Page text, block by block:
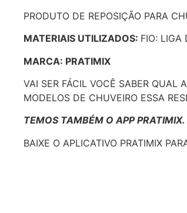
PRODUTO DE REPOSIÇÃO PARA
MATERIAIS UTILIZADOS: FIO: LIGA
MARCA: PRATIMIX
VAI SER FÁCIL VOCÊ SABER QUAL
MODELOS DE CHUVEIRO ESSA
TEMOS TAMBÉM O APP PRATIMIX.
BAIXE O APLICATIVO PRATIMIX